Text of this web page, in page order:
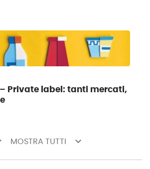
Private label: tanti mercati,
MOSTRA TUTTI keyboard_arrow_down